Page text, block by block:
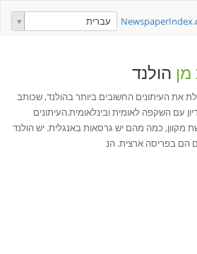
עברית
הולנד
את העיתונים החשובים ביותר בהולנד, שכותב
עם השקפה לאומית ובינלאומית.העיתונים
מקוון, כמה מהם יש גרסאות באנגלית. יש הולנד